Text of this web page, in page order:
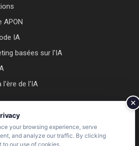
APON
IA
basées sur l'IA
l'ère de l'IA
your browsing experience, serve
and analyze our traffic. By clicking
to our use of cookies.